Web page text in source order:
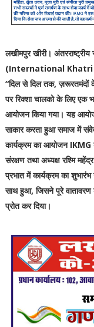
लखीमपुर खीरी।
(International Khatri
“दिल से दिल तक, ज़रूरतमंदों
पर रिक्शा चालको के लिए एक
आयोजन किया गया। यह
साकार करता हुआ समाज में
कार्यक्रम का आयोजन IKMG
संरक्षण तथा अध्यक्ष रश्मि
प्रभात में कार्यक्रम का शुभारंभ
साथ हुआ, जिसने पूरे
प्रोत कर दिया।